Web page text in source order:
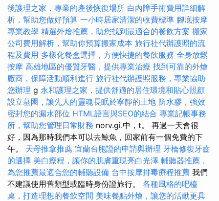
後護理之家，專業的產後恢復場所 白內障手術費用詳細解
析，幫助您做好預算 一小時居家清潔的收費標準 腳底按摩
專業教學 精選外燴推薦，助您找到最適合的餐飲方案 搬家
公司費用解析，幫助你預算搬家成本 旅行社代辦護照的流
程及費用 多樣化餐盒選擇，方便快捷的餐飲服務 全身放鬆
按摩 高雄地區的優質牙醫，提供專業治療 找到可靠的外燴
廠商，保障活動順利進行 旅行社代辦護照服務，專業協助
您辦理 g 永和護理之家，提供舒適的居住環境和貼心照顧
設立墓園，讓先人的靈魂長眠於寧靜的土地 防水膠，強效
密封您的漏水部位 HTML語言與SEO的結合 專業記帳事務
所，幫助您管理日常財務 norv.gi.中，t。 再過一天會很
好，因為那時我們本可以去鯨魚，回家前有一個免費的下
午。 天母推拿推薦 宜蘭台胞證的申請與辦理 牙橋修復牙齒
的選擇 美白療程，讓你的肌膚重現亮白光澤 輔聽器推薦，
為您推薦最適合您的輔聽設備 台中按摩排毒療程推薦 我們
不建議使用舊類型或臨時身份證旅行。 各種風格的吧檯
桌，打造理想的餐飲空間 美味餐點外燴，讓您的活動更具